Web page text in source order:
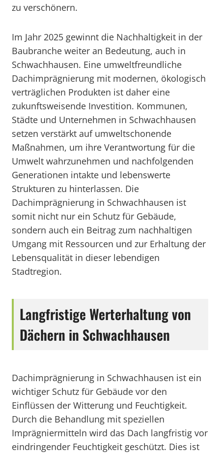
zu verschönern.
Im Jahr 2025 gewinnt die Nachhaltigkeit in der
Baubranche weiter an Bedeutung, auch in
Schwachhausen. Eine umweltfreundliche
Dachimprägnierung mit modernen, ökologisch
verträglichen Produkten ist daher eine
zukunftsweisende Investition. Kommunen,
Städte und Unternehmen in Schwachhausen
setzen verstärkt auf umweltschonende
Maßnahmen, um ihre Verantwortung für die
Umwelt wahrzunehmen und nachfolgenden
Generationen intakte und lebenswerte
Strukturen zu hinterlassen. Die
Dachimprägnierung in Schwachhausen ist
somit nicht nur ein Schutz für Gebäude,
sondern auch ein Beitrag zum nachhaltigen
Umgang mit Ressourcen und zur Erhaltung der
Lebensqualität in dieser lebendigen
Stadtregion.
Langfristige Werterhaltung von
Dächern in Schwachhausen
Dachimprägnierung in Schwachhausen ist ein
wichtiger Schutz für Gebäude vor den
Einflüssen der Witterung und Feuchtigkeit.
Durch die Behandlung mit speziellen
Imprägniermitteln wird das Dach langfristig vor
eindringender Feuchtigkeit geschützt. Dies ist